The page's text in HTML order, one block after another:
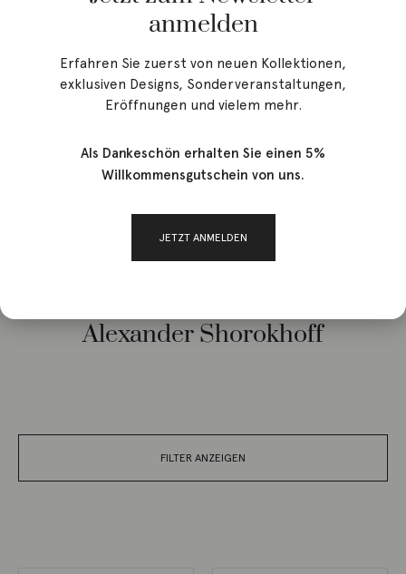
Alexander Shorokhoff
FILTER ANZEIGEN
anmelden
Erfahren Sie zuerst von neuen Kollektionen,
exklusiven Designs, Sonderveranstaltungen,
Eröffnungen und vielem mehr.
Als Dankeschön erhalten Sie einen 5%
Willkommensgutschein von uns.
JETZT ANMELDEN